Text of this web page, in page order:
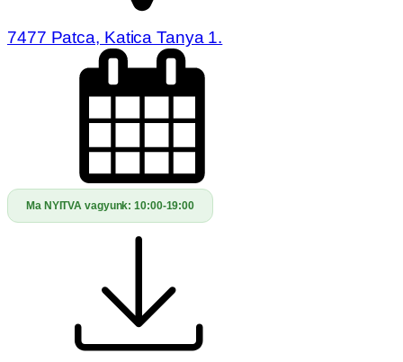
7477 Patca, Katica Tanya 1.
Ma NYITVA vagyunk:10:00-19:00